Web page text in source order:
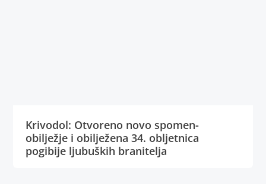
Krivodol: Otvoreno novo spomen-
obilježje i obilježena 34. obljetnica
pogibije ljubuških branitelja